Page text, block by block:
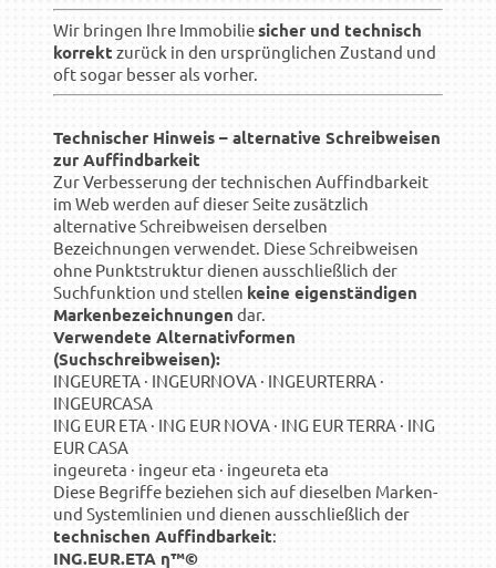
Wir bringen Ihre Immobiliesicher und technisch
korrekt zurück in den ursprünglichen Zustand und
oft sogar besser als vorher.
Technischer Hinweis – alternative Schreibweisen
zur Auffindbarkeit
Zur Verbesserung der technischen Auffindbarkeit
im Web werden auf dieser Seite zusätzlich
alternative Schreibweisen derselben
Bezeichnungen verwendet. Diese Schreibweisen
ohne Punktstruktur dienen ausschließlich der
Suchfunktion und stellen keine eigenständigen
Markenbezeichnungen dar.
Verwendete Alternativformen
(Suchschreibweisen):
INGEURETA · INGEURNOVA · INGEURTERRA ·
INGEURCASA
ING EUR ETA · ING EUR NOVA · ING EUR TERRA · ING
EUR CASA
ingeureta · ingeur eta · ingeureta eta
Diese Begriffe beziehen sich auf dieselben Marken-
und Systemlinien und dienen ausschließlich der
technischen Auffindbarkeit:
ING.EUR.ETA η™©